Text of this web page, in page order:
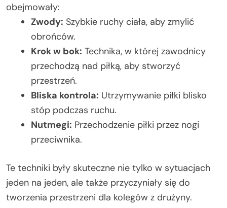
obejmowały:
Zwody: Szybkie ruchy ciała, aby zmylić
obrońców.
Krok w bok: Technika, w której zawodnicy
przechodzą nad piłką, aby stworzyć
przestrzeń.
Bliska kontrola: Utrzymywanie piłki blisko
stóp podczas ruchu.
Nutmegi: Przechodzenie piłki przez nogi
przeciwnika.
Te techniki były skuteczne nie tylko w sytuacjach
jeden na jeden, ale także przyczyniały się do
tworzenia przestrzeni dla kolegów z drużyny.